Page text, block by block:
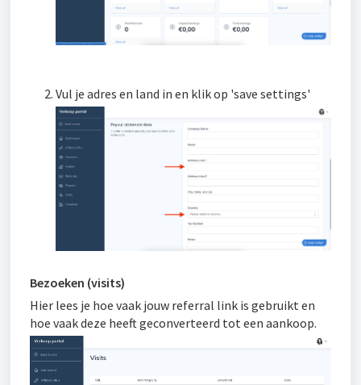
Vul je adres en land in en klik op 'save settings'
Bezoeken (visits)
Hier lees je hoe vaak jouw referral link is gebruikt en
hoe vaak deze heeft geconverteerd tot een aankoop.